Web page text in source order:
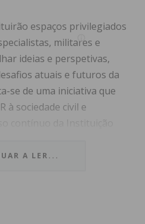
espaços privilegiados
militares e
ideias e perspetivas,
atuais e futuros da
se de uma iniciativa que
à sociedade civil e
A LER...